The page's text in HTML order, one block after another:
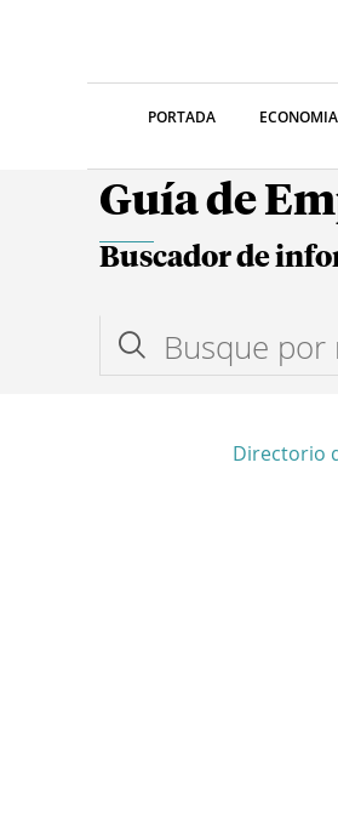
PORTADA ECONOMIA
Guía de
Buscador de
Directorio